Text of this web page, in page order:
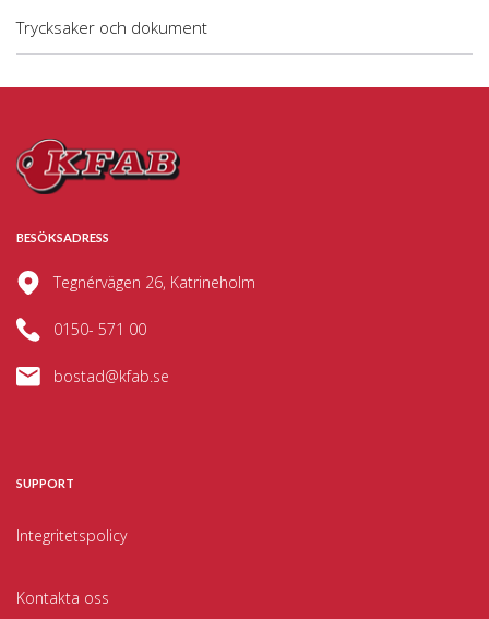
Trycksaker och dokument
BESÖKSADRESS
Tegnérvägen 26, Katrineholm
0150- 571 00
bostad@kfab.se
SUPPORT
Integritetspolicy
Kontakta oss